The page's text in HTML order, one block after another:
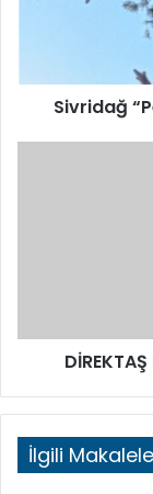
Sivridağ
İlgili